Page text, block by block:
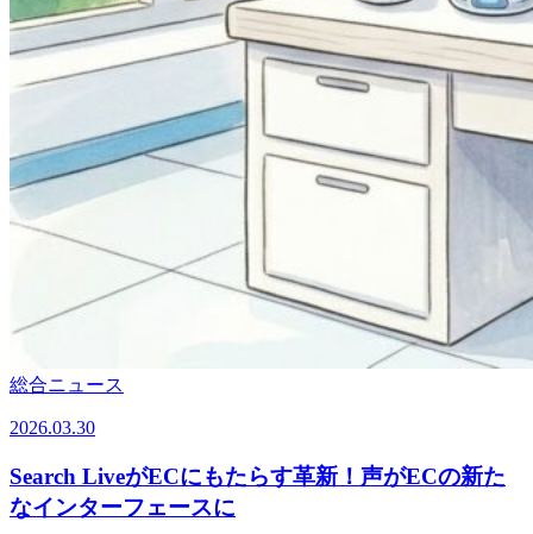
総合ニュース
2026.03.30
Search LiveがECにもたらす革新！声がECの新た
なインターフェースに